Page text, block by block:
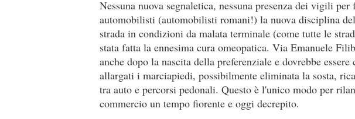
Nessuna nuova segnaletica, nessuna presenza dei vigili
automobilisti (automobilisti romani!) la nuova disciplina
strada in condizioni da malata terminale (come tutte le
stata fatta la ennesima cura omeopatica. Via Emanuele
anche dopo la nascita della preferenziale e dovrebbe
allargati i marciapiedi, possibilmente eliminata la sosta,
tra auto e percorsi pedonali. Questo è l'unico modo per
commercio un tempo fiorente e oggi decrepito.